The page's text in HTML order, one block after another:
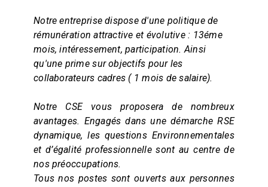
Notre entreprise dispose d'une politique de
rémunération attractive et évolutive : 13éme
mois, intéressement, participation. Ainsi
qu'une prime sur objectifs pour les
collaborateurs cadres ( 1 mois de salaire).
Notre CSE vous proposera de nombreux
avantages. Engagés dans une démarche RSE
dynamique, les questions Environnementales
et d’égalité professionnelle sont au centre de
nos préoccupations.
Tous nos postes sont ouverts aux personnes